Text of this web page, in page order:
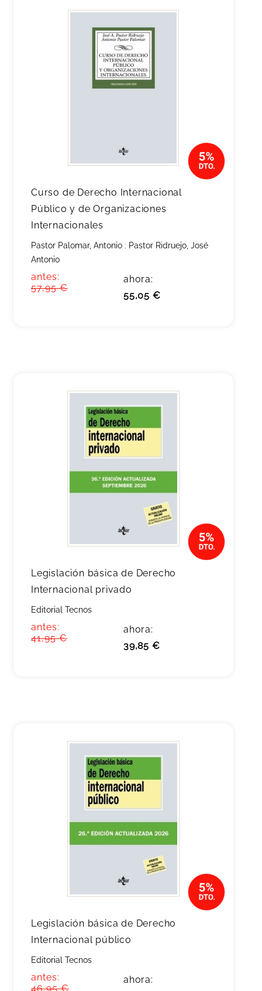
Curso de Derecho Internacional
Público y de Organizaciones
Internacionales
Pastor Palomar, Antonio ; Pastor Ridruejo, José
Antonio
antes:
57,95 €
ahora:
55,05 €
Legislación básica de Derecho
Internacional privado
Editorial Tecnos
antes:
41,95 €
ahora:
39,85 €
Legislación básica de Derecho
Internacional público
Editorial Tecnos
antes:
46,95 €
ahora: